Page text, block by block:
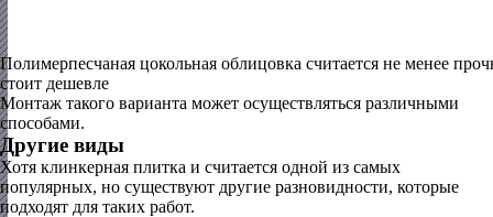
Полимерпесчаная цокольная облицовка считается не менее
стоит дешевле
Монтаж такого варианта может осуществляться различными
способами.
Другие виды
Хотя клинкерная плитка и считается одной из самых
популярных, но существуют другие разновидности, которые
подходят для таких работ.